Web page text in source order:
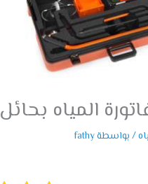
المياه بحائل
/ بواسطةfathy